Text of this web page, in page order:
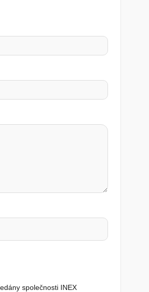
společnosti INEX